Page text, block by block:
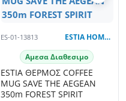
ES-01-13813 ESTIA HOME ART
Αμεσα Διαθεσιμο
ESTIA ΘΕΡΜΟΣ COFFEE
MUG SAVE THE AEGEAN
350m FOREST SPIRIT